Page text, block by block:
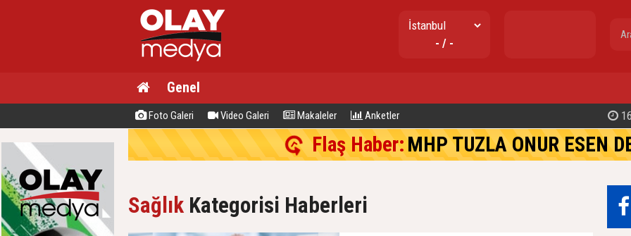
- / -
Genel
Foto Galeri Video Galeri Makaleler Anketler
Flaş Haber:MHP TUZLA ONUR ESEN
Sağlık Kategorisi Haberleri